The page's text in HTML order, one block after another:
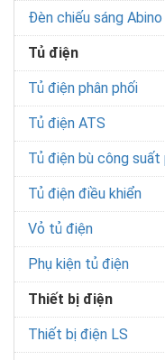
Đèn chiếu sáng Abino
Tủ điện
Tủ điện phân phối
Tủ điện ATS
Tủ điện bù công suất
Tủ điện điều khiển
Vỏ tủ điện
Phụ kiện tủ điện
Thiết bị điện
Thiết bị điện LS